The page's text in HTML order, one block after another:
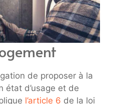
de proposer à la
état d’usage et de
l’article 6 de la loi